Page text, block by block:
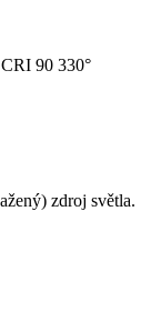
90 330°
zdroj světla.